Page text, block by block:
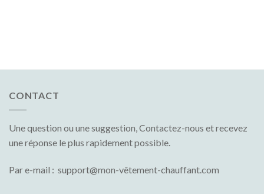
CONTACT
Une question ou une suggestion, Contactez-nous et recevez
une réponse le plus rapidement possible.
Par e-mail : support@mon-vêtement-chauffant.com